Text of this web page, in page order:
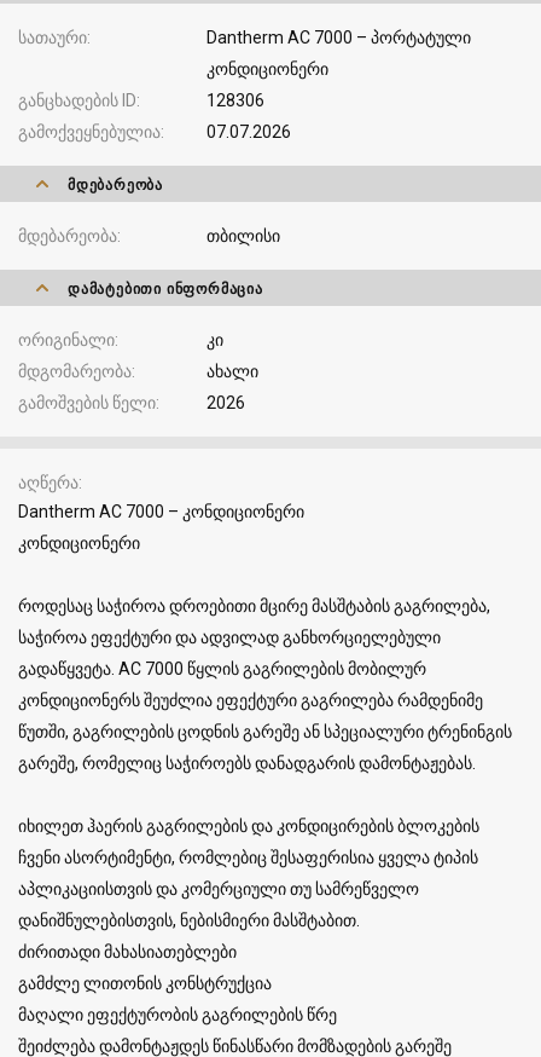
სათაური
Dantherm AC 7000 – პორტატული
კონდიციონერი
განცხადების ID
128306
გამოქვეყნებულია
07.07.2026
ᲛᲓᲔᲑᲐᲠᲔᲝᲑᲐ
მდებარეობა თბილისი
ᲓᲐᲛᲐᲢᲔᲑᲘᲗᲘ ᲘᲜᲤᲝᲠᲛᲐᲪᲘᲐ
ორიგინალი
კი
მდგომარეობა
ახალი
გამოშვების წელი
2026
აღწერა
Dantherm AC 7000 – კონდიციონერი
კონდიციონერი
როდესაც საჭიროა დროებითი მცირე მასშტაბის გაგრილება,
საჭიროა ეფექტური და ადვილად განხორციელებული
გადაწყვეტა. AC 7000 წყლის გაგრილების მობილურ
კონდიციონერს შეუძლია ეფექტური გაგრილება რამდენიმე
წუთში, გაგრილების ცოდნის გარეშე ან სპეციალური ტრენინგის
გარეშე, რომელიც საჭიროებს დანადგარის დამონტაჟებას.
იხილეთ ჰაერის გაგრილების და კონდიცირების ბლოკების
ჩვენი ასორტიმენტი, რომლებიც შესაფერისია ყველა ტიპის
აპლიკაციისთვის და კომერციული თუ სამრეწველო
დანიშნულებისთვის, ნებისმიერი მასშტაბით.
ძირითადი მახასიათებლები
გამძლე ლითონის კონსტრუქცია
მაღალი ეფექტურობის გაგრილების წრე
შეიძლება დამონტაჟდეს წინასწარი მომზადების გარეშე